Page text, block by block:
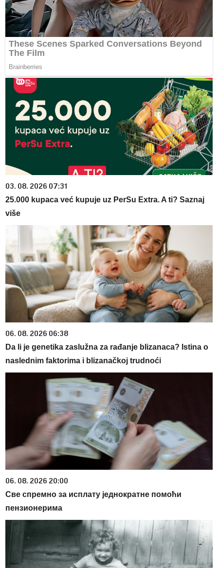
03. 08. 2026 07:31
25.000 kupaca već kupuje uz PerSu Extra. A ti? Saznaj
više
06. 08. 2026 06:38
Da li je genetika zaslužna za rađanje blizanaca? Istina o
naslednim faktorima i blizanačkoj trudnoći
06. 08. 2026 20:00
Све спремно за исплату једнократне помоћи
пензионерима